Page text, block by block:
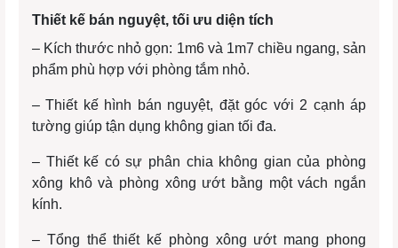
Thiết kế bán nguyệt, tối ưu diện tích
– Kích thước nhỏ gọn: 1m6 và 1m7 chiều ngang, sản
phẩm phù hợp với phòng tắm nhỏ.
– Thiết kế hình bán nguyệt, đặt góc với 2 cạnh áp
tường giúp tận dụng không gian tối đa.
– Thiết kế có sự phân chia không gian của phòng
xông khô và phòng xông ướt bằng một vách ngắn
kính.
– Tổng thể thiết kế phòng xông ướt mang phong